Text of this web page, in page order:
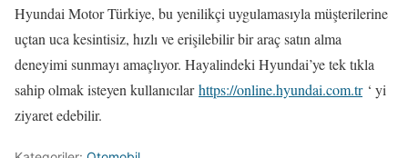
Hyundai Motor Türkiye, bu yenilikçi uygulamasıyla müşterilerine
uçtan uca kesintisiz, hızlı ve erişilebilir bir araç satın alma
deneyimi sunmayı amaçlıyor. Hayalindeki Hyundai’ye tek tıkla
sahip olmak isteyen kullanıcılarhttps://online.hyundai.com.tr‘ yi
ziyaret edebilir.